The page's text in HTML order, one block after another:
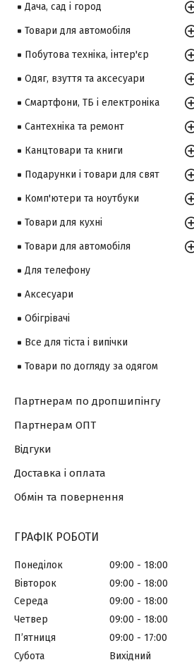
Дача, сад і город
Товари для автомобіля
Побутова техніка, інтер'єр
Одяг, взуття та аксесуари
Смартфони, ТБ і електроніка
Сантехніка та ремонт
Канцтовари та книги
Подарунки і товари для свят
Комп'ютери та ноутбуки
Товари для кухні
Товари для автомобіля
Для телефону
Аксесуари
Обігрівачі
Все для тіста і випічки
Товари по догляду за одягом
Партнерам по дропшипінгу
Партнерам ОПТ
Відгуки
Доставка і оплата
Обмін та повернення
ГРАФІК РОБОТИ
Понеділок 09:00
18:00
Вівторок
09:00
18:00
Середа
09:00
18:00
Четвер
09:00
18:00
Пʼятниця
09:00
17:00
Субота
Вихідний